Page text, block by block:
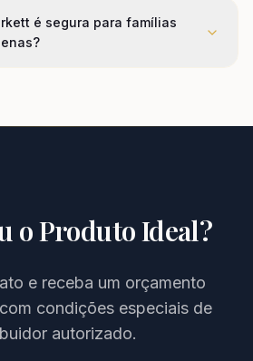
é segura para famílias
o Produto Ideal?
e receba um orçamento
condições especiais de
autorizado.